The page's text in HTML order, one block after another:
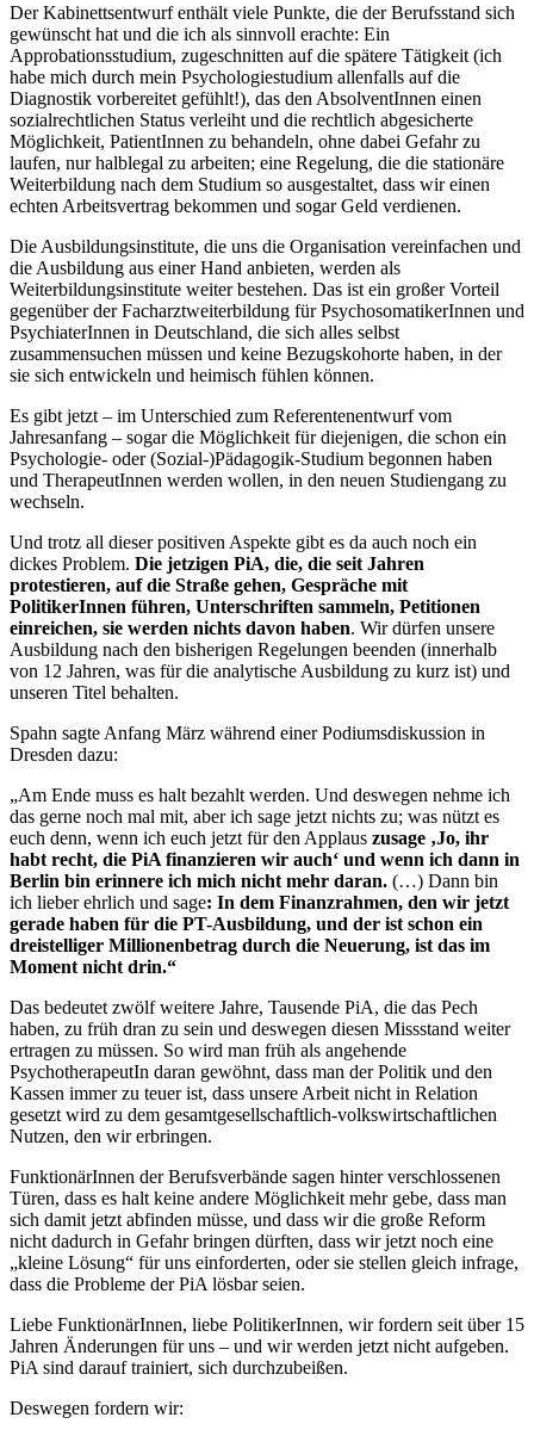
Der Kabinettsentwurf enthält viele Punkte, die der Berufsstand sich
gewünscht hat und die ich als sinnvoll erachte: Ein
Approbationsstudium, zugeschnitten auf die spätere Tätigkeit (ich
habe mich durch mein Psychologiestudium allenfalls auf die
Diagnostik vorbereitet gefühlt!), das den AbsolventInnen einen
sozialrechtlichen Status verleiht und die rechtlich abgesicherte
Möglichkeit, PatientInnen zu behandeln, ohne dabei Gefahr zu
laufen, nur halblegal zu arbeiten; eine Regelung, die die stationäre
Weiterbildung nach dem Studium so ausgestaltet, dass wir einen
echten Arbeitsvertrag bekommen und sogar Geld verdienen.
Die Ausbildungsinstitute, die uns die Organisation vereinfachen und
die Ausbildung aus einer Hand anbieten, werden als
Weiterbildungsinstitute weiter bestehen. Das ist ein großer Vorteil
gegenüber der Facharztweiterbildung für PsychosomatikerInnen und
PsychiaterInnen in Deutschland, die sich alles selbst
zusammensuchen müssen und keine Bezugskohorte haben, in der
sie sich entwickeln und heimisch fühlen können.
Es gibt jetzt – im Unterschied zum Referentenentwurf vom
Jahresanfang – sogar die Möglichkeit für diejenigen, die schon ein
Psychologie- oder (Sozial-)Pädagogik-Studium begonnen haben
und TherapeutInnen werden wollen, in den neuen Studiengang zu
wechseln.
Und trotz all dieser positiven Aspekte gibt es da auch noch ein
dickes Problem. Die jetzigen PiA, die, die seit Jahren
protestieren, auf die Straße gehen, Gespräche mit
PolitikerInnen führen, Unterschriften sammeln, Petitionen
einreichen, sie werden nichts davon haben. Wir dürfen unsere
Ausbildung nach den bisherigen Regelungen beenden (innerhalb
von 12 Jahren, was für die analytische Ausbildung zu kurz ist) und
unseren Titel behalten.
Spahn sagte Anfang März während einer Podiumsdiskussion in
Dresden dazu:
„Am Ende muss es halt bezahlt werden. Und deswegen nehme ich
das gerne noch mal mit, aber ich sage jetzt nichts zu; was nützt es
euch denn, wenn ich euch jetzt für den Applaus zusage ‚Jo, ihr
habt recht, die PiA finanzieren wir auch‘ und wenn ich dann in
Berlin bin erinnere ich mich nicht mehr daran. (…) Dann bin
ich lieber ehrlich und sage: In dem Finanzrahmen, den wir jetzt
gerade haben für die PT-Ausbildung, und der ist schon ein
dreistelliger Millionenbetrag durch die Neuerung, ist das im
Moment nicht drin.“
Das bedeutet zwölf weitere Jahre, Tausende PiA, die das Pech
haben, zu früh dran zu sein und deswegen diesen Missstand weiter
ertragen zu müssen. So wird man früh als angehende
PsychotherapeutIn daran gewöhnt, dass man der Politik und den
Kassen immer zu teuer ist, dass unsere Arbeit nicht in Relation
gesetzt wird zu dem gesamtgesellschaftlich-volkswirtschaftlichen
Nutzen, den wir erbringen.
FunktionärInnen der Berufsverbände sagen hinter verschlossenen
Türen, dass es halt keine andere Möglichkeit mehr gebe, dass man
sich damit jetzt abfinden müsse, und dass wir die große Reform
nicht dadurch in Gefahr bringen dürften, dass wir jetzt noch eine
„kleine Lösung“ für uns einforderten, oder sie stellen gleich infrage,
dass die Probleme der PiA lösbar seien.
Liebe FunktionärInnen, liebe PolitikerInnen, wir fordern seit über 15
Jahren Änderungen für uns – und wir werden jetzt nicht aufgeben.
PiA sind darauf trainiert, sich durchzubeißen.
Deswegen fordern wir: